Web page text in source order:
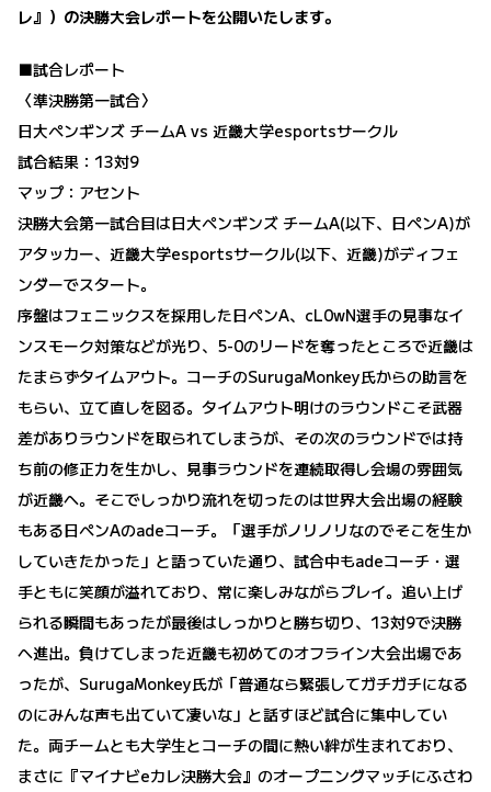
レ』） の決勝大会レポートを公開いたします。
■試合レポート
〈準決勝第一試合〉
日大ペンギンズ チームA vs 近畿大学esportsサークル
試合結果：13対9
マップ：アセント
決勝大会第一試合目は日大ペンギンズ チームA(以下、日ペンA)が
アタッカー、近畿大学esportsサークル(以下、近畿)がディフェ
ンダーでスタート。
序盤はフェニックスを採用した日ペンA、cL0wN選手の見事なイ
ンスモーク対策などが光り、5-0のリードを奪ったところで近畿は
たまらずタイムアウト。コーチのSurugaMonkey氏からの助言を
もらい、立て直しを図る。タイムアウト明けのラウンドこそ武器
差がありラウンドを取られてしまうが、その次のラウンドでは持
ち前の修正力を生かし、見事ラウンドを連続取得し会場の雰囲気
が近畿へ。そこでしっかり流れを切ったのは世界大会出場の経験
もある日ペンAのadeコーチ。「選手がノリノリなのでそこを生か
していきたかった」と語っていた通り、試合中もadeコーチ・選
手ともに笑顔が溢れており、常に楽しみながらプレイ。追い上げ
られる瞬間もあったが最後はしっかりと勝ち切り、13対9で決勝
へ進出。負けてしまった近畿も初めてのオフライン大会出場であ
ったが、SurugaMonkey氏が「普通なら緊張してガチガチになる
のにみんな声も出ていて凄いな」と話すほど試合に集中してい
た。両チームとも大学生とコーチの間に熱い絆が生まれており、
まさに『マイナビeカレ決勝大会』のオープニングマッチにふさわ